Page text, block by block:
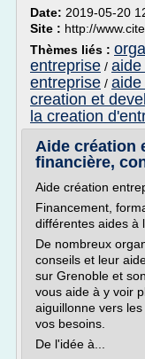
Date: 2019-05-20
Site : http://
Thèmes liés :
entreprise / aide
entreprise / aide
creation et
la creation
Aide création
financière,
Aide création
Financement,
différentes aides à
De nombreux
conseils et leur
sur Grenoble et
vous aide à y voir
aiguillonne vers
vos besoins.
De l'idée à...